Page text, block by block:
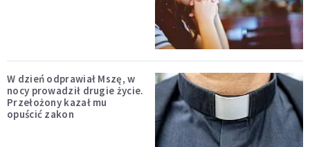
W dzień odprawiał Mszę, w
nocy prowadził drugie życie.
Przełożony kazał mu
opuścić zakon